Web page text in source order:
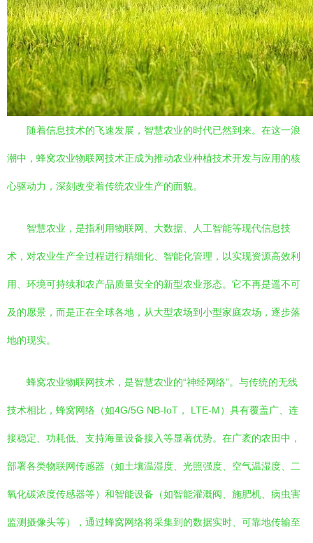
随着信息技术的飞速发展，智慧农业的时代已然到来。在这一浪
潮中，蜂窝农业物联网技术正成为推动农业种植技术开发与应用的核
心驱动力，深刻改变着传统农业生产的面貌。
智慧农业，是指利用物联网、大数据、人工智能等现代信息技
术，对农业生产全过程进行精细化、智能化管理，以实现资源高效利
用、环境可持续和农产品质量安全的新型农业形态。它不再是遥不可
及的愿景，而是正在全球各地，从大型农场到小型家庭农场，逐步落
地的现实。
蜂窝农业物联网技术，是智慧农业的“神经网络”。与传统的无线
技术相比，蜂窝网络（如4G/5G NB-IoT， LTE-M）具有覆盖广、连
接稳定、功耗低、支持海量设备接入等显著优势。在广袤的农田中，
部署各类物联网传感器（如土壤温湿度、光照强度、空气温湿度、二
氧化碳浓度传感器等）和智能设备（如智能灌溉阀、施肥机、病虫害
监测摄像头等），通过蜂窝网络将采集到的数据实时、可靠地传输至